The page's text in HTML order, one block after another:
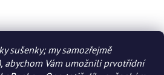
sušenky; my samozřejmě
abychom Vám umožnili prvotřídní